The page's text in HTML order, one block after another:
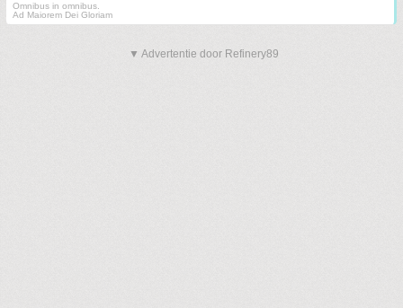
Omnibus in omnibus.
Ad Maiorem Dei Gloriam
▼ Advertentie door Refinery89